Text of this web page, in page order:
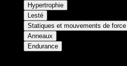
Hypertrophie
Lesté
Statiques et mouvements de force
Anneaux
Endurance